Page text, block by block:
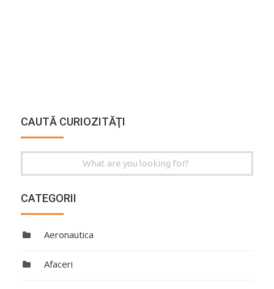
CAUTĂ CURIOZITĂŢI
for:
CATEGORII
Aeronautica
Afaceri